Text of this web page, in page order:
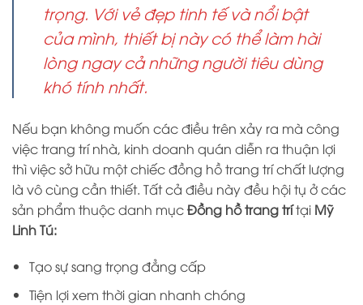
trọng. Với vẻ đẹp tinh tế và nổi bật
của mình, thiết bị này có thể làm hài
lòng ngay cả những người tiêu dùng
khó tính nhất.
Nếu bạn không muốn các điều trên xảy ra mà công
việc trang trí nhà, kinh doanh quán diễn ra thuận lợi
thì việc sở hữu một chiếc đồng hồ trang trí chất lượng
là vô cùng cần thiết. Tất cả điều này đều hội tụ ở các
sản phẩm thuộc danh mụcĐồng hồ trang trítại Mỹ
Linh Tú:
Tạo sự sang trọng đẳng cấp
Tiện lợi xem thời gian nhanh chóng